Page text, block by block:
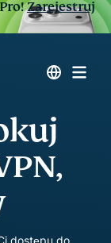
Zarejestruj
dostępu do